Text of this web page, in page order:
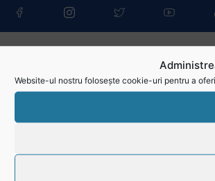
Website-ul nostru folosește cookie-uri pentru a